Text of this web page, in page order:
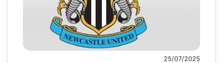
25/07/2025